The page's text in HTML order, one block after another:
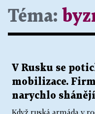
Téma:
V Rusku se
mobilizace.
narychlo
Když ruská armáda v